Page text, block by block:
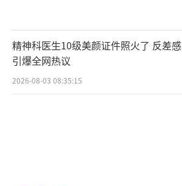
精神科医生10级美颜证件照火了 反差感
引爆全网热议
2026-08-03 08:35:15